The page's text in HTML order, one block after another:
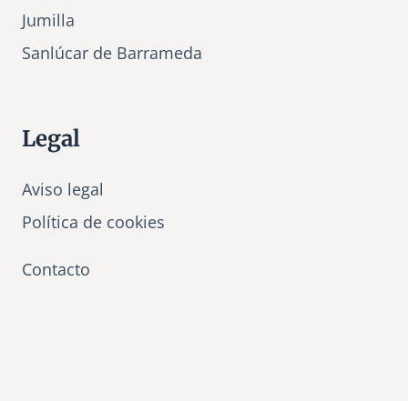
Jumilla
Sanlúcar de Barrameda
Legal
Aviso legal
Política de cookies
Contacto